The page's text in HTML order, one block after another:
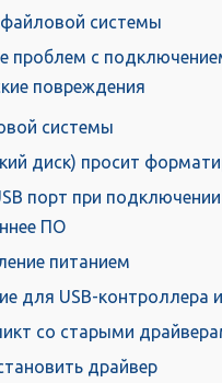
системы
проблем с
повреждения
системы
диск) просит
порт при
ПО
питанием
для USB-контроллера
со старыми
драйвер